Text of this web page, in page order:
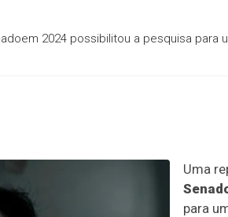
2024 possibilitou a pesquisa para
Uma
para